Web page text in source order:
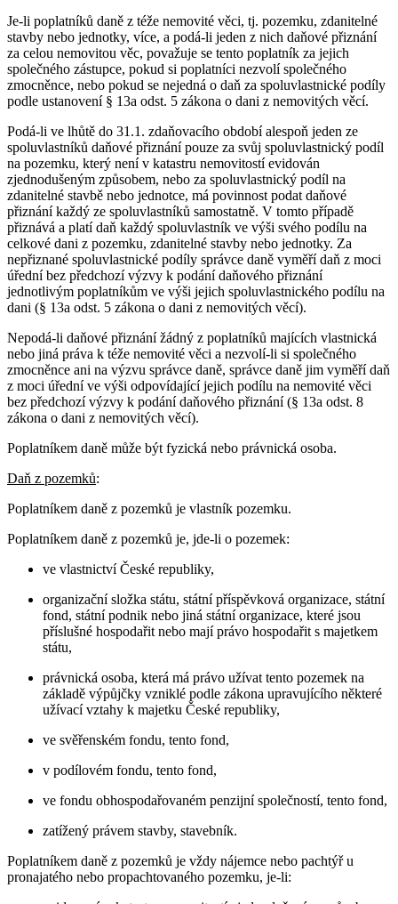
Je-li poplatníků daně z téže nemovité věci, tj. pozemku, zdanitelné
stavby nebo jednotky, více, a podá-li jeden z nich daňové přiznání
za celou nemovitou věc, považuje se tento poplatník za jejich
společného zástupce, pokud si poplatníci nezvolí společného
zmocněnce, nebo pokud se nejedná o daň za spoluvlastnické podíly
podle ustanovení § 13a odst. 5 zákona o dani z nemovitých věcí.
Podá-li ve lhůtě do 31.1. zdaňovacího období alespoň jeden ze
spoluvlastníků daňové přiznání pouze za svůj spoluvlastnický podíl
na pozemku, který není v katastru nemovitostí evidován
zjednodušeným způsobem, nebo za spoluvlastnický podíl na
zdanitelné stavbě nebo jednotce, má povinnost podat daňové
přiznání každý ze spoluvlastníků samostatně. V tomto případě
přiznává a platí daň každý spoluvlastník ve výši svého podílu na
celkové dani z pozemku, zdanitelné stavby nebo jednotky. Za
nepřiznané spoluvlastnické podíly správce daně vyměří daň z moci
úřední bez předchozí výzvy k podání daňového přiznání
jednotlivým poplatníkům ve výši jejich spoluvlastnického podílu na
dani (§ 13a odst. 5 zákona o dani z nemovitých věcí).
Nepodá-li daňové přiznání žádný z poplatníků majících vlastnická
nebo jiná práva k téže nemovité věci a nezvolí-li si společného
zmocněnce ani na výzvu správce daně, správce daně jim vyměří daň
z moci úřední ve výši odpovídající jejich podílu na nemovité věci
bez předchozí výzvy k podání daňového přiznání (§ 13a odst. 8
zákona o dani z nemovitých věcí).
Poplatníkem daně může být fyzická nebo právnická osoba.
Daň z pozemků:
Poplatníkem daně z pozemků je vlastník pozemku.
Poplatníkem daně z pozemků je, jde-li o pozemek:
ve vlastnictví České republiky,
organizační složka státu, státní příspěvková organizace, státní
fond, státní podnik nebo jiná státní organizace, které jsou
příslušné hospodařit nebo mají právo hospodařit s majetkem
státu,
právnická osoba, která má právo užívat tento pozemek na
základě výpůjčky vzniklé podle zákona upravujícího některé
užívací vztahy k majetku České republiky,
ve svěřenském fondu, tento fond,
v podílovém fondu, tento fond,
ve fondu obhospodařovaném penzijní společností, tento fond,
zatížený právem stavby, stavebník.
Poplatníkem daně z pozemků je vždy nájemce nebo pachtýř u
pronajatého nebo propachtovaného pozemku, je-li: